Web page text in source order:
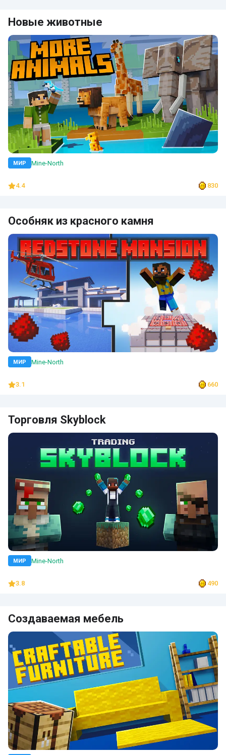
Новые животные
МИР Mine-North
4.4 830
Особняк из красного камня
МИР Mine-North
3.1 660
Торговля Skyblock
МИР Mine-North
3.8 490
Создаваемая мебель